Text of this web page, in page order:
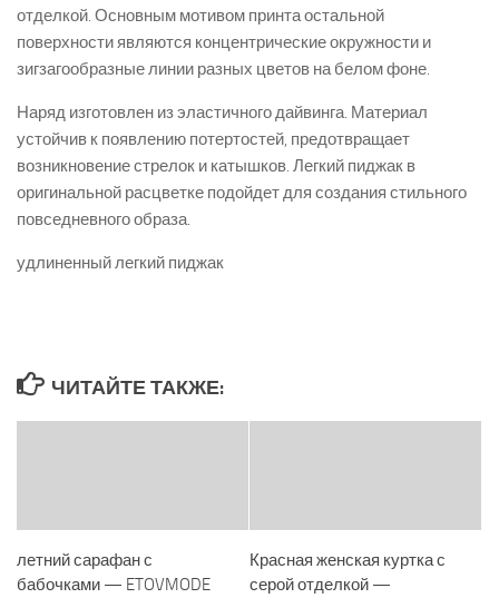
отделкой. Основным мотивом принта остальной
поверхности являются концентрические окружности и
зигзагообразные линии разных цветов на белом фоне.
Наряд изготовлен из эластичного дайвинга. Материал
устойчив к появлению потертостей, предотвращает
возникновение стрелок и катышков. Легкий пиджак в
оригинальной расцветке подойдет для создания стильного
повседневного образа.
удлиненный легкий пиджак
ЧИТАЙТЕ ТАКЖЕ:
летний сарафан с
бабочками — ETOVMODE
Красная женская куртка с
серой отделкой —